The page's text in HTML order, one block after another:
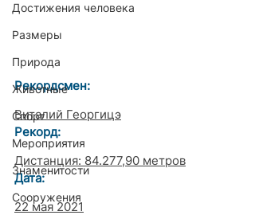
Достижения человека
Размеры
Природа
Животные
Спорт
Мероприятия
Знаменитости
Сооружения
Рекордсмен:
Виталий Георгицэ
Рекорд:
Дистанция: 84.277,90 метров
Дата:
22 мая 2021